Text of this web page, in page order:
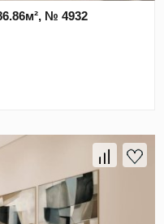
№ 4932